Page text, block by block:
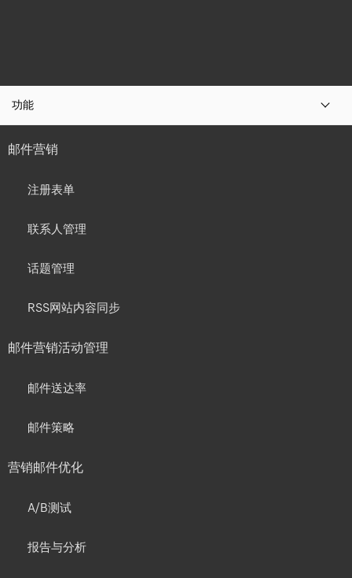
功能
邮件营销
注册表单
联系人管理
话题管理
RSS网站内容同步
邮件营销活动管理
邮件送达率
邮件策略
营销邮件优化
A/B测试
报告与分析